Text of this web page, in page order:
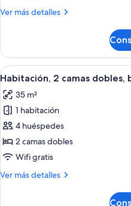
grande,
a
la
ciudad
Ver más detalles
Más
1
cama
de
grande,
balcón,
vistas
a
la
ciudad
Abrir
todas
las
fotos
de
Habitación,
2
dobles,
5
Habitación, 2 camas dobles,
35 m²
1 habitación
4 huéspedes
2 camas dobles
Wifi gratis
Ver más detalles
Más